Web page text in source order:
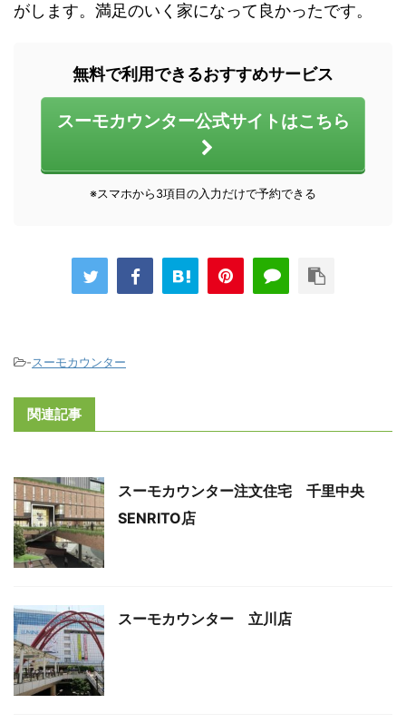
がします。満足のいく家になって良かったです。
無料で利用できるおすすめサービス
スーモカウンター公式サイトはこちら
※スマホから3項目の入力だけで予約できる
-スーモカウンター
関連記事
スーモカウンター注文住宅 千里中央
SENRITO店
スーモカウンター 立川店